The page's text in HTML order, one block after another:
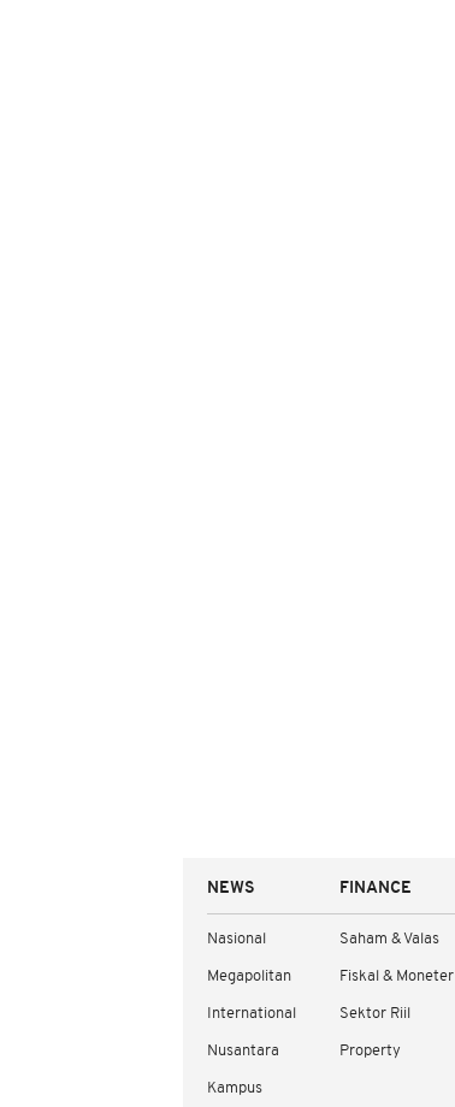
NEWS
Nasional
Megapolitan
International
Nusantara
Kampus
FINANCE
Saham & Valas
Fiskal & Moneter
Sektor Riil
Property